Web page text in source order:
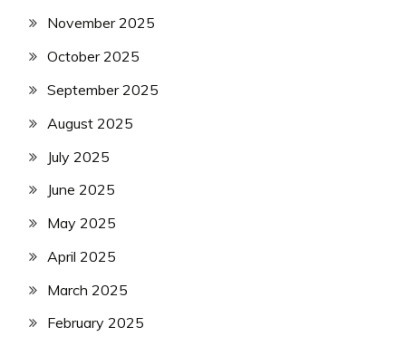
November 2025
October 2025
September 2025
August 2025
July 2025
June 2025
May 2025
April 2025
March 2025
February 2025